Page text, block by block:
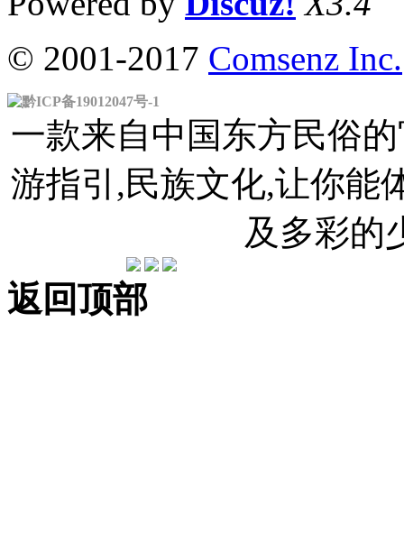
© 2001-2017 Comsenz Inc.
黔ICP备19012047号-1
一款来自中国东方民俗
游指引,民族文化,让你能
及多彩的
返回顶部